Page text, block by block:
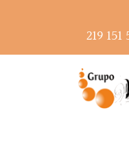
219 151